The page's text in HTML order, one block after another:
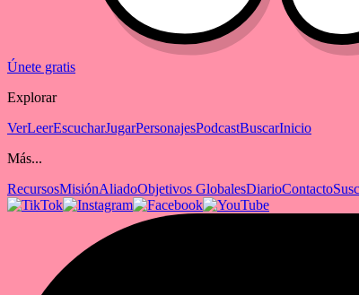
Únete gratis
Explorar
VerLeerEscucharJugarPersonajesPodcastBuscarInicio
Más...
RecursosMisiónAliadoObjetivos GlobalesDiarioContacto